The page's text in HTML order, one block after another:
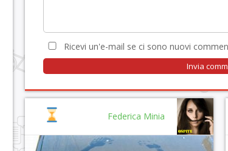
Ricevi un'e-mail se ci sono nuovi
Federica Minia